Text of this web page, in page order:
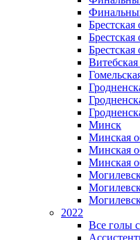
Брестская
Брестская
Витебская
Минск
Минская
Минская
Минская
2022
Все голы